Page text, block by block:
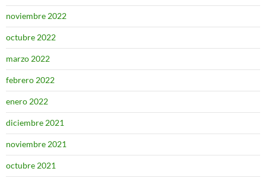
noviembre 2022
octubre 2022
marzo 2022
febrero 2022
enero 2022
diciembre 2021
noviembre 2021
octubre 2021